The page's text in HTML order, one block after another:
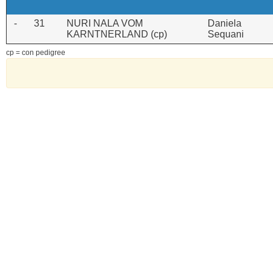
- 31
NURI NALA VOM
KARNTNERLAND (cp)
Daniela
Sequani
cp = con pedigree